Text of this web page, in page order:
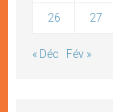
26 27
« Déc Fév »